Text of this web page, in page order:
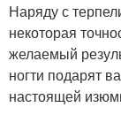
Наряду с
некоторая
желаемый
ногти подарят
настоящей